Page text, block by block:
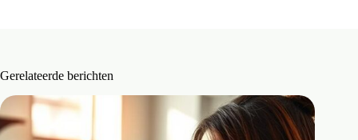
Gerelateerde berichten